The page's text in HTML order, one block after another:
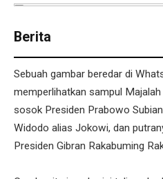
Berita
Sebuah gambar beredar di
memperlihatkan sampul
sosok Presiden Prabowo
Widodo alias Jokowi, dan
Presiden Gibran Rakabuming